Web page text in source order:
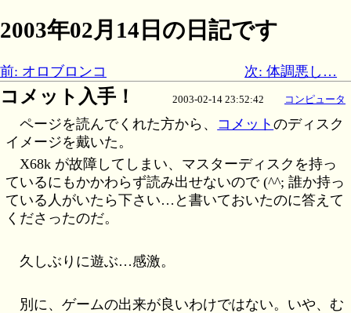
2003年02月14日の日記です
前: オロブロンコ 次: 体調悪し…
コメット入手！ 2003-02-14 23:52:42 コンピュータ
ページを読んでくれた方から、 コメットのディスク
イメージを戴いた。
X68k が故障してしまい、マスターディスクを持っ
ているにもかかわらず読み出せないので (^^; 誰か持っ
ている人がいたら下さい…と書いておいたのに答えて
くださったのだ。
久しぶりに遊ぶ…感激。
別に、ゲームの出来が良いわけではない。いや、む